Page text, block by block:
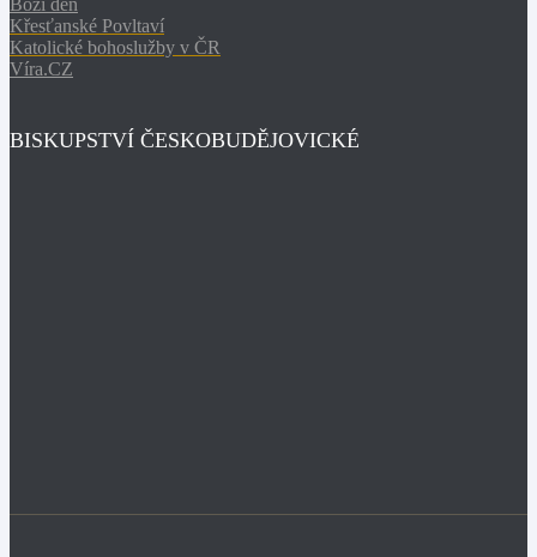
Boží den
Křesťanské Povltaví
Katolické bohoslužby v ČR
Víra.CZ
BISKUPSTVÍ ČESKOBUDĚJOVICKÉ